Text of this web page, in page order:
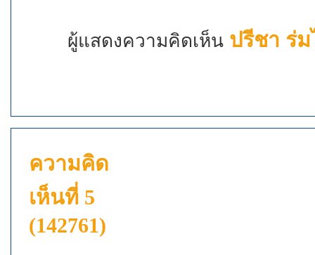
ผู้แสดงความคิดเห็น ปรีชา ร่ม
ความคิด
เห็นที่ 5
(142761)